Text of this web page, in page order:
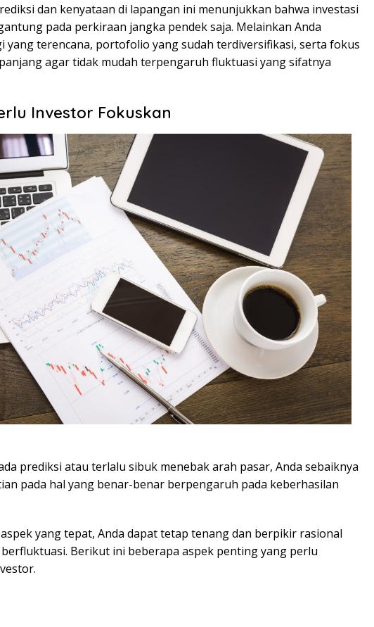
dan kenyataan di lapangan ini menunjukkan bahwa investasi
pada perkiraan jangka pendek saja. Melainkan Anda
yang terencana, portofolio yang sudah terdiversifikasi, serta fokus
agar tidak mudah terpengaruh fluktuasi yang sifatnya
Investor Fokuskan
prediksi atau terlalu sibuk menebak arah pasar, Anda sebaiknya
pada hal yang benar-benar berpengaruh pada keberhasilan
yang tepat, Anda dapat tetap tenang dan berpikir rasional
Berikut ini beberapa aspek penting yang perlu